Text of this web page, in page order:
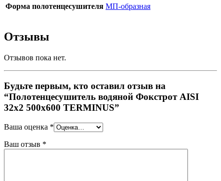
Форма полотенцесушителя МП-образная
Отзывы
Отзывов пока нет.
Будьте первым, кто оставил отзыв на
“Полотенцесушитель водяной Фокстрот AISI
32х2 500х600 TERMINUS”
Ваша оценка *
Ваш отзыв *